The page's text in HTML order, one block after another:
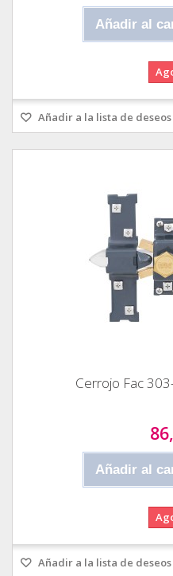
Añadir al
Añadir a la lista de deseos
Cerrojo Fac
Añadir al
Añadir a la lista de deseos